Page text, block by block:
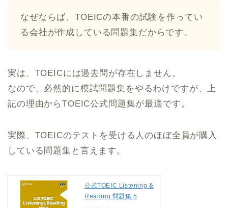
なぜならば、TOEICの本番の試験を作ってい
る会社が作成している問題集だからです。
実は、TOEICには過去問が存在しません。
なので、必然的に模試問題集をやるわけですが、上
記の理由からTOEIC公式問題集が最適です。
実際、TOEICのテストを受ける人のほぼ全員が購入
している問題集と言えます。
公式TOEIC Listening &
Reading 問題集 5